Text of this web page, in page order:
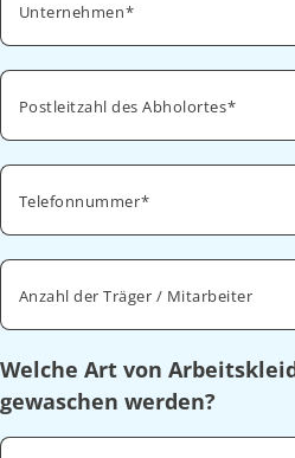
Unternehmen
Postleitzahl des Abholortes
Telefonnummer
Anzahl der Träger / Mitarbeiter
Welche Art von
gewaschen werden?